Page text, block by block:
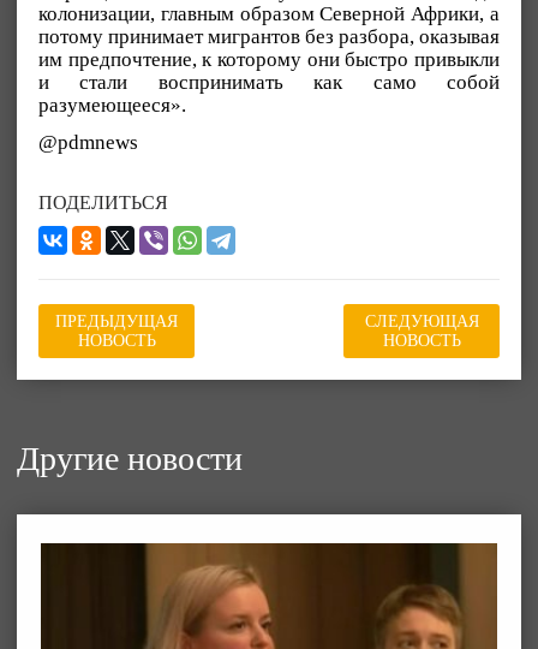
колонизации, главным образом Северной Африки, а
потому принимает мигрантов без разбора, оказывая
им предпочтение, к которому они быстро привыкли
и стали воспринимать как само собой
разумеющееся».
@pdmnews
ПОДЕЛИТЬСЯ
ПРЕДЫДУЩАЯ
НОВОСТЬ
СЛЕДУЮЩАЯ
НОВОСТЬ
Другие новости